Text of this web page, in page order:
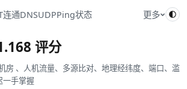
连通DNSUDPPing状态 更多
评分
房 、人机流量、多源比对、地理经纬度、端口、滥
一手掌握